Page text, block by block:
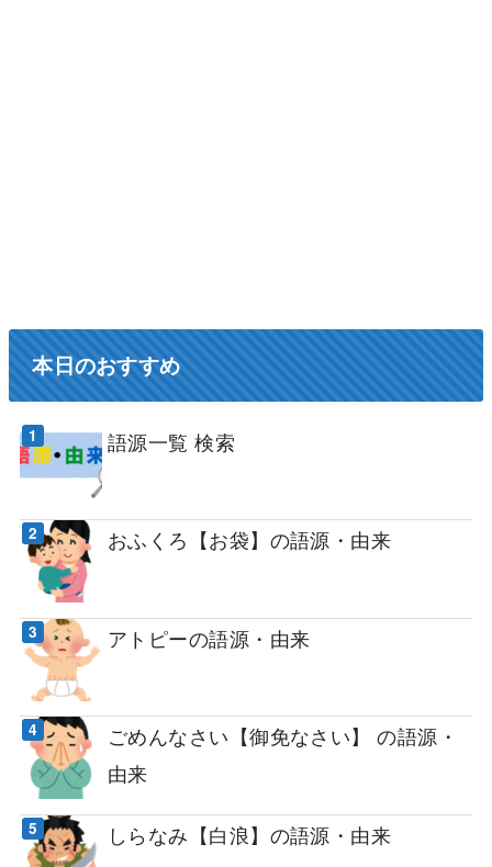
本日のおすすめ
語源一覧 検索
おふくろ【お袋】の語源・由来
アトピーの語源・由来
ごめんなさい【御免なさい】 の語源・
由来
しらなみ【白浪】の語源・由来